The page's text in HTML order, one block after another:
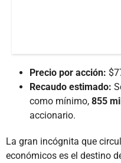
Precio por acción:
Recaudo estimado:
como mínimo, 855
accionario.
La gran incógnita que
económicos es el destino